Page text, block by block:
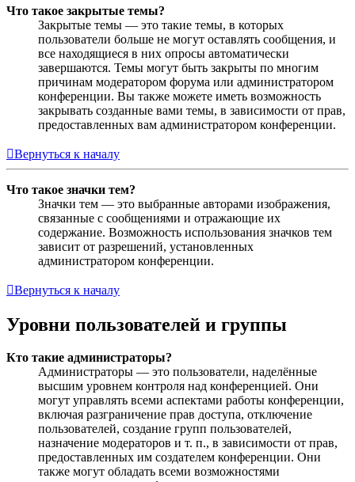
Что такое закрытые темы?
Закрытые темы — это такие темы, в которых
пользователи больше не могут оставлять сообщения, и
все находящиеся в них опросы автоматически
завершаются. Темы могут быть закрыты по многим
причинам модератором форума или администратором
конференции. Вы также можете иметь возможность
закрывать созданные вами темы, в зависимости от прав,
предоставленных вам администратором конференции.
Вернуться к началу
Что такое значки тем?
Значки тем — это выбранные авторами изображения,
связанные с сообщениями и отражающие их
содержание. Возможность использования значков тем
зависит от разрешений, установленных
администратором конференции.
Вернуться к началу
Уровни пользователей и группы
Кто такие администраторы?
Администраторы — это пользователи, наделённые
высшим уровнем контроля над конференцией. Они
могут управлять всеми аспектами работы конференции,
включая разграничение прав доступа, отключение
пользователей, создание групп пользователей,
назначение модераторов и т. п., в зависимости от прав,
предоставленных им создателем конференции. Они
также могут обладать всеми возможностями